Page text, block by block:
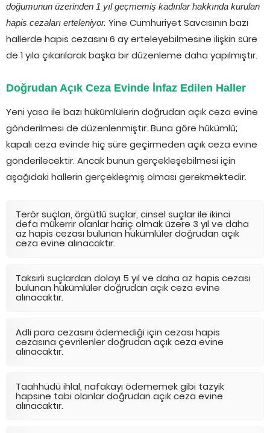
doğumunun üzerinden 1 yıl geçmemiş kadınlar hakkında kurulan
hapis cezaları erteleniyor. Yine Cumhuriyet Savcısının bazı
hallerde hapis cezasını 6 ay erteleyebilmesine ilişkin süre
de 1 yıla çıkarılarak başka bir düzenleme daha yapılmıştır.
Doğrudan Açık Ceza Evinde İnfaz Edilen Haller
Yeni yasa ile bazı hükümlülerin doğrudan açık ceza evine
gönderilmesi de düzenlenmiştir. Buna göre hükümlü;
kapalı ceza evinde hiç süre geçirmeden açık ceza evine
gönderilecektir. Ancak bunun gerçekleşebilmesi için
aşağıdaki hallerin gerçekleşmiş olması gerekmektedir.
Terör suçları, örgütlü suçlar, cinsel suçlar ile ikinci
defa mükerrir olanlar hariç olmak üzere 3 yıl ve daha
az hapis cezası bulunan hükümlüler doğrudan açık
ceza evine alınacaktır.
Taksirli suçlardan dolayı 5 yıl ve daha az hapis cezası
bulunan hükümlüler doğrudan açık ceza evine
alınacaktır.
Adli para cezasını ödemediği için cezası hapis
cezasına çevrilenler doğrudan açık ceza evine
alınacaktır.
Taahhüdü ihlal, nafakayı ödememek gibi tazyik
hapsine tabi olanlar doğrudan açık ceza evine
alınacaktır.